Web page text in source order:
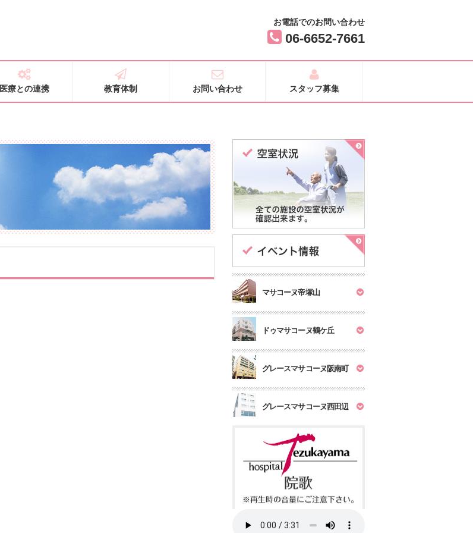
お電話でのお問い合わせ
06-6652-7661
医療との連携 教育体制 お問い合わせ スタッフ募集
マサコーヌ帝塚山
ドゥマサコーヌ鶴ケ丘
グレースマサコーヌ阪南町
グレースマサコーヌ西田辺